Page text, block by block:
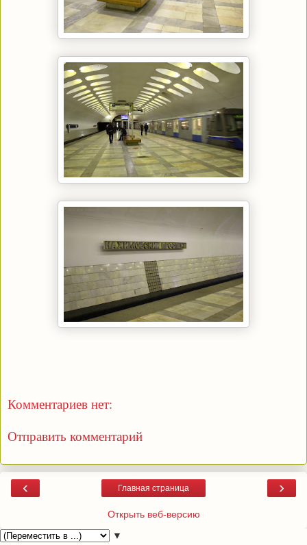
Комментариев нет:
Отправить комментарий
‹ ›
Главная страница
Открыть веб-версию
▼